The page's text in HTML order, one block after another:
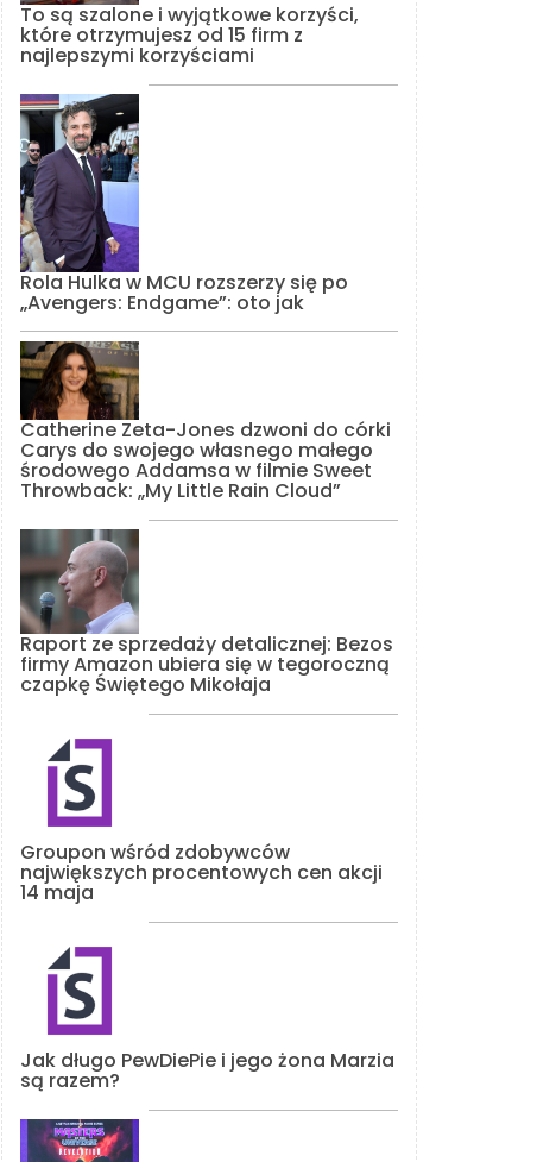
To są szalone i wyjątkowe korzyści,
które otrzymujesz od 15 firm z
najlepszymi korzyściami
Rola Hulka w MCU rozszerzy się po
„Avengers: Endgame”: oto jak
Catherine Zeta-Jones dzwoni do córki
Carys do swojego własnego małego
środowego Addamsa w filmie Sweet
Throwback: „My Little Rain Cloud”
Raport ze sprzedaży detalicznej: Bezos
firmy Amazon ubiera się w tegoroczną
czapkę Świętego Mikołaja
Groupon wśród zdobywców
największych procentowych cen akcji
14 maja
Jak długo PewDiePie i jego żona Marzia
są razem?